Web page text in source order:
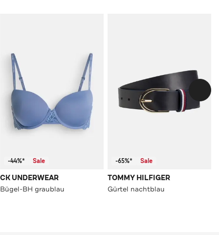
-44%* Sale
CK UNDERWEAR
Bügel-BH graublau
-65%* Sale
TOMMY HILFIGER
Gürtel nachtblau